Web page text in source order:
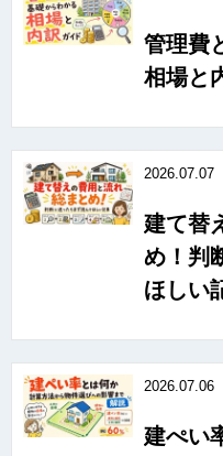
管理費
相場と
2026.07.07
建て替
め！判
ほしい
2026.07.06
建ぺい